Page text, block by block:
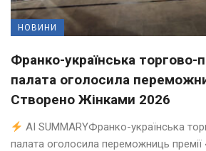
НОВИНИ
Франко-українська торгово-
палата оголосила
Створено Жінками 2026
AI SUMMARYФранко-українська
палата оголосила переможниць